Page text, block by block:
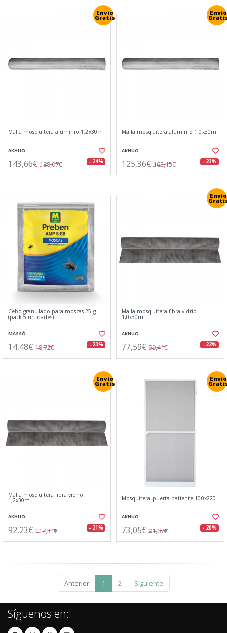
Envío
Gratis
Malla mosquitera aluminio 1,2x30m
AKHUO
143,66€ 188,07€ - 24%
Envío
Malla mosquitera aluminio 1,0x30m
AKHUO
125,36€ 163,15€ - 23%
Cebo granulado para moscas 25 g
(pack 5 unidades)
MASSÓ
14,48€ 18,72€ - 23%
Envío
Malla mosquitera fibra vidrio
1,0x30m
AKHUO
77,59€ 99,41€ - 22%
Envío
Gratis
Malla mosquitera fibra vidrio
1,2x30m
AKHUO
92,23€ 117,31€ - 21%
Envío
Mosquitera puerta batiente 100x220
AKHUO
73,05€ 91,07€ - 20%
Anterior 1 2 Siguiente
Síguenos en: